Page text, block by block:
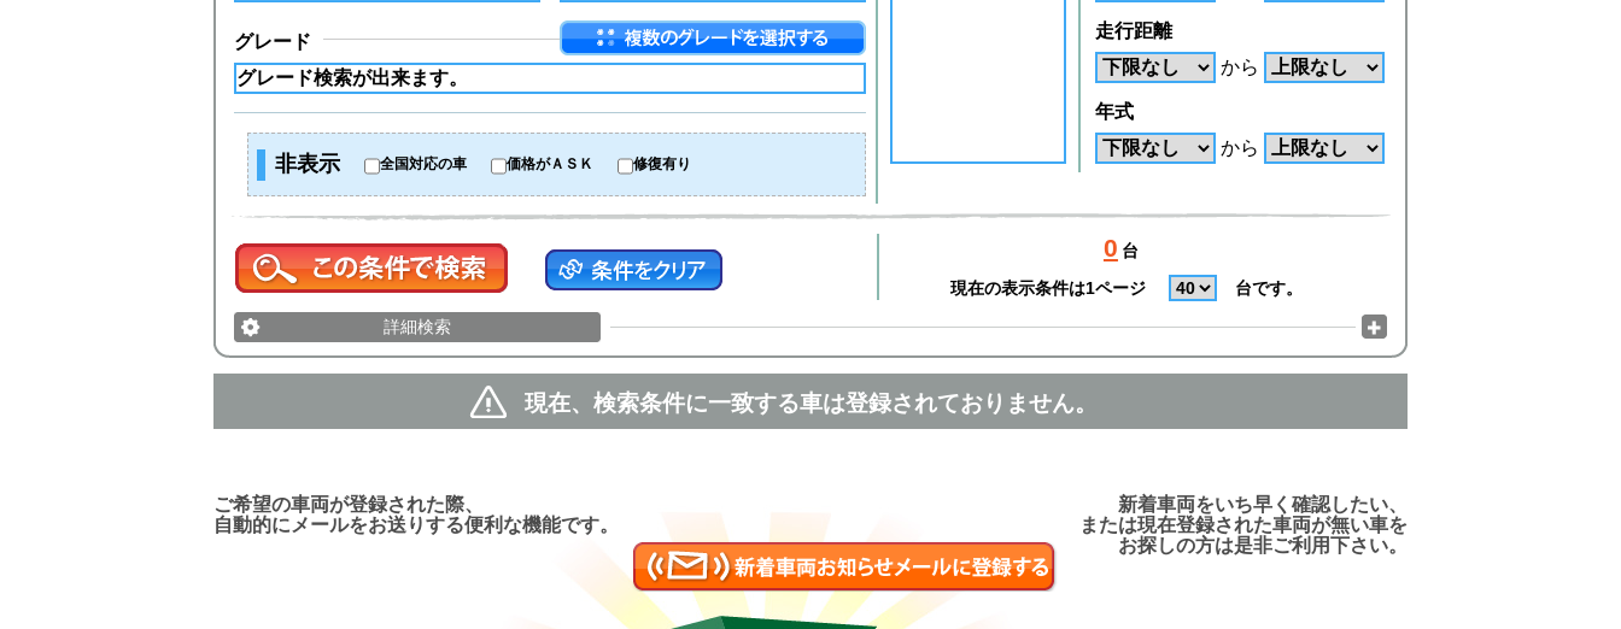
グレード
非表示 全国対応の車 価格がＡＳＫ 修復有り
走行距離
から
年式
から
0 台
現在の表示条件は1ページ
台です。
詳細検索
現在、検索条件に一致する車は登録されておりません。
新着車両をいち早く確認したい、
または現在登録された車両が無い車を
お探しの方は是非ご利用下さい。
ご希望の車両が登録された際、
自動的にメールをお送りする便利な機能です。